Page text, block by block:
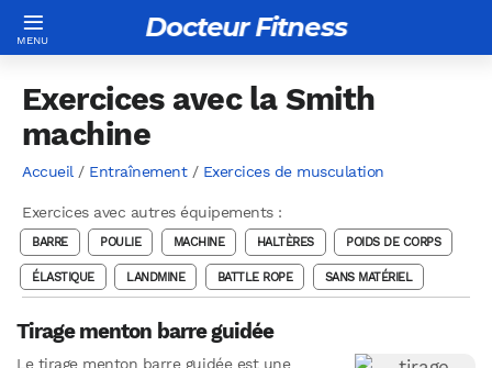
Docteur Fitness
Exercices avec la Smith
machine
Accueil / Entraînement/ Exercices de musculation
Exercices avec autres équipements :
BARRE POULIE MACHINE HALTÈRES POIDS DE CORPS
ÉLASTIQUE LANDMINE BATTLE ROPE SANS MATÉRIEL
Tirage menton barre guidée
Le tirage menton barre guidée est une